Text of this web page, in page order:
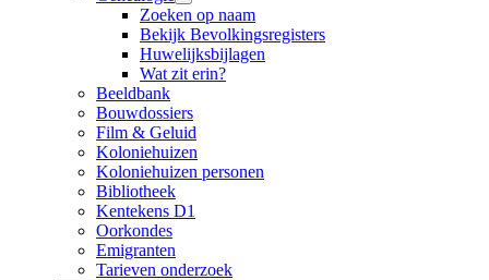
Zoeken op naam
Bekijk Bevolkingsregisters
Huwelijksbijlagen
Wat zit erin?
Beeldbank
Bouwdossiers
Film & Geluid
Koloniehuizen
Koloniehuizen personen
Bibliotheek
Kentekens D1
Oorkondes
Emigranten
Tarieven onderzoek